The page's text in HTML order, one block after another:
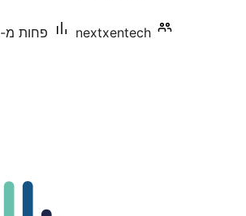
nextxentech פחות מ-10 התקנות פעילות